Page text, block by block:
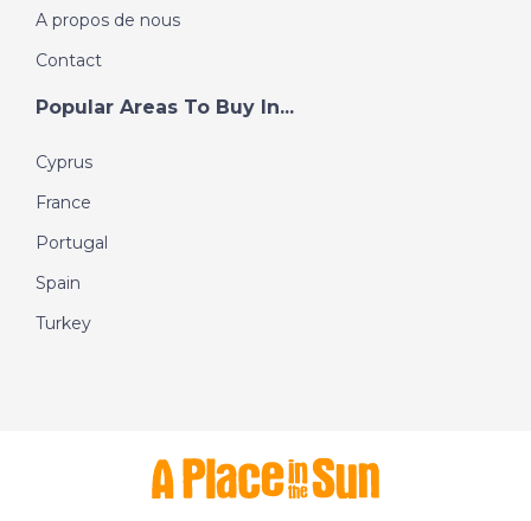
A propos de nous
Contact
Popular Areas To Buy In...
Cyprus
France
Portugal
Spain
Turkey